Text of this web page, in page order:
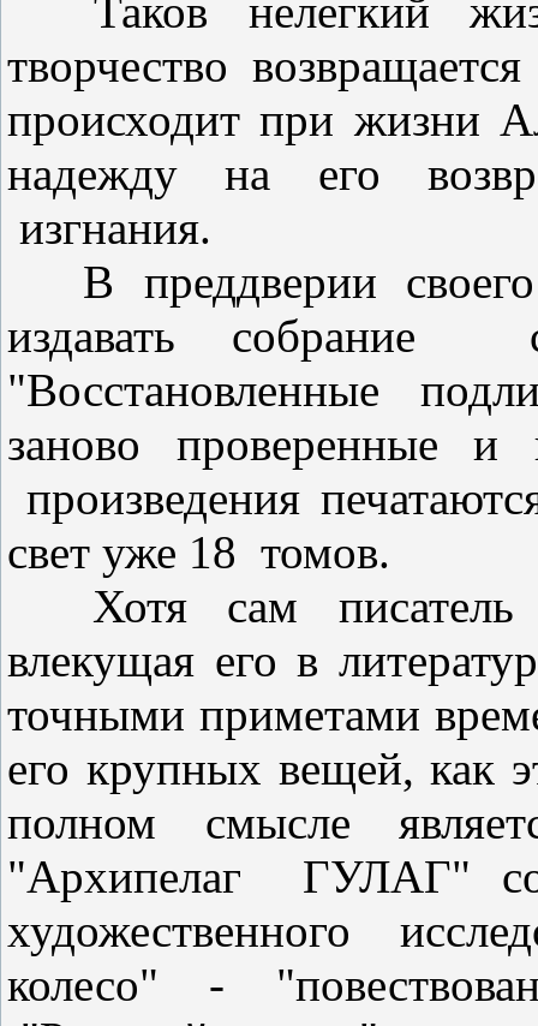
Таков нелегкий
творчество
происходит при жизни
надежду на его
изгнания.
В преддверии
издавать собрание
"Восстановленные
заново проверенные и
произведения
свет уже 18 томов.
Хотя сам
влекущая его в
точными приметами
его крупных вещей, как
полном смысле
"Архипелаг
ГУЛАГ"
художественного
колесо" -